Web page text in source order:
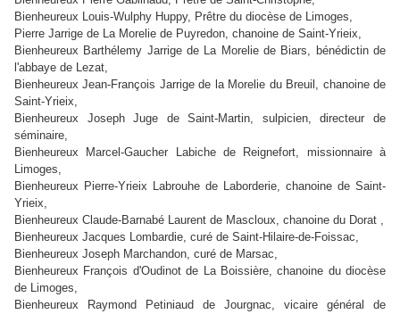
Bienheureux Louis-Wulphy Huppy, Prêtre du diocèse de Limoges,
Pierre Jarrige de La Morelie de Puyredon, chanoine de Saint-Yrieix,
Bienheureux Barthélemy Jarrige de La Morelie de Biars, bénédictin de
l'abbaye de Lezat,
Bienheureux Jean-François Jarrige de la Morelie du Breuil , chanoine de
Saint-Yrieix,
Bienheureux Joseph Juge de Saint-Martin, sulpicien, directeur de
séminaire,
Bienheureux Marcel-Gaucher Labiche de Reignefort, missionnaire à
Limoges,
Bienheureux Pierre-Yrieix Labrouhe de Laborderie, chanoine de Saint-
Yrieix,
Bienheureux Claude-Barnabé Laurent de Mascloux, chanoine du Dorat ,
Bienheureux Jacques Lombardie, curé de Saint-Hilaire-de-Foissac,
Bienheureux Joseph Marchandon, curé de Marsac,
Bienheureux François d'Oudinot de La Boissière, chanoine du diocèse
de Limoges,
Bienheureux Raymond Petiniaud de Jourgnac, vicaire général de